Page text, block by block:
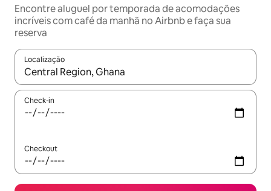
Encontre aluguel por temporada de acomodações
incríveis com café da manhã no Airbnb e faça sua
reserva
Localização
Quando os resultados estiverem disponíveis, explore-os
Check-in
Checkout